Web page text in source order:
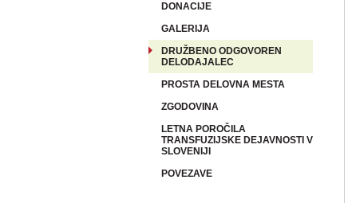
DONACIJE
GALERIJA
DRUŽBENO ODGOVOREN
DELODAJALEC
PROSTA DELOVNA MESTA
ZGODOVINA
LETNA POROČILA
TRANSFUZIJSKE DEJAVNOSTI V
SLOVENIJI
POVEZAVE